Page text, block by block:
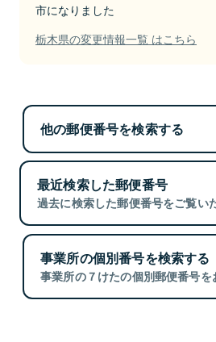
市になりました
栃木県の変更情報一覧 はこちら
他の郵便番号を検索する
最近検索した郵便番号
過去に検索した郵便番号をご覧い
事業所の個別番号を検索する
事業所の７けたの個別郵便番号を